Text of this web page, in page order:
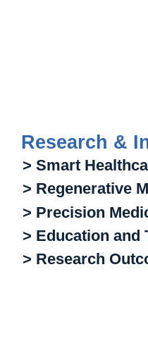
Research &
> Smart
> Regenerative
> Precision
> Education and
> Research